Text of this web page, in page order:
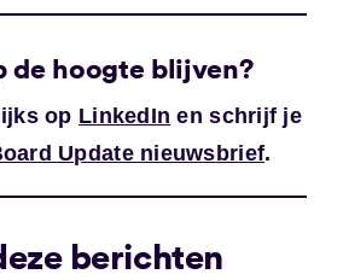
de hoogte blijven?
op LinkedIn en schrijf je
Update nieuwsbrief.
berichten